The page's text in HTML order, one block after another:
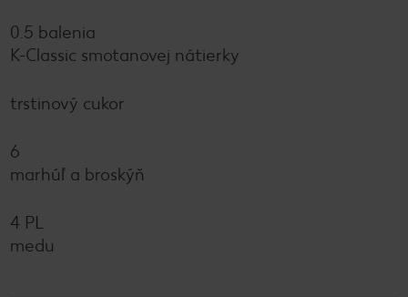
0.5 balenia
K-Classic smotanovej nátierky
trstinový cukor
6
marhúľ a broskýň
4 PL
medu